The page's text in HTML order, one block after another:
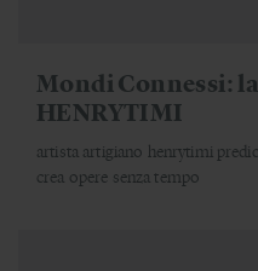
Mondi Connessi:
HENRYTIMI
artista artigiano henrytimi
crea opere senza tempo